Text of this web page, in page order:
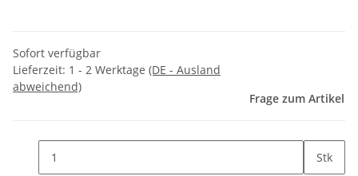
Sofort verfügbar
Lieferzeit: 1 - 2 Werktage (DE - Ausland
abweichend)
Frage zum Artikel
Stk